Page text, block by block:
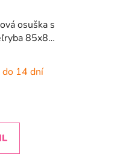
osuška s
85x85
do 14 dní